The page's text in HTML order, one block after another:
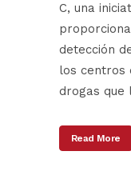
C, una
detección
los centros
drogas que
Read More